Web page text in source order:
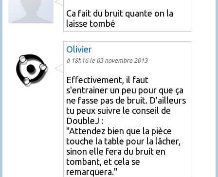
Ca fait du bruit quante on la
laisse tombé
Olivier
à 18h16 le 03 novembre 2013
Effectivement, il faut
s'entrainer un peu pour que ça
ne fasse pas de bruit. D'ailleurs
tu peux suivre le conseil de
DoubleJ :
"Attendez bien que la pièce
touche la table pour la lâcher,
sinon elle fera du bruit en
tombant, et cela se
remarquera."